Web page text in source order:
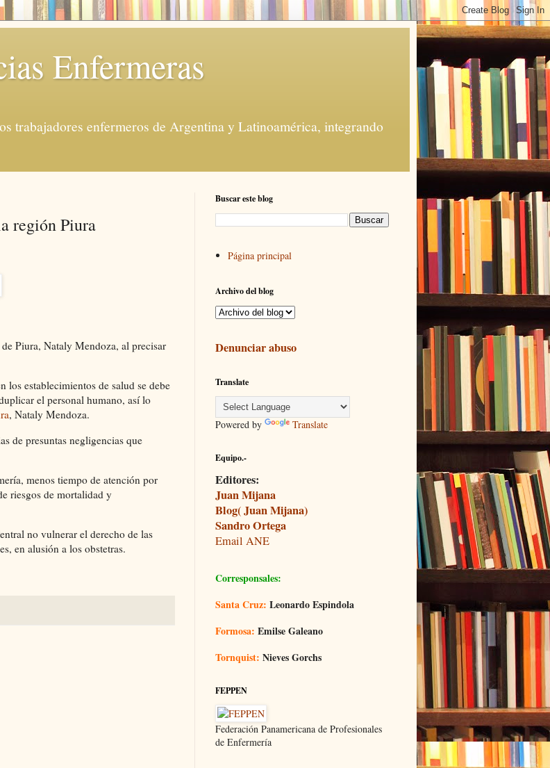
Enfermeras
trabajadores enfermeros de Argentina y Latinoamérica, integrando
región Piura
Piura, Nataly Mendoza, al precisar
los establecimientos de salud se debe
el personal humano, así lo
, Nataly Mendoza.
de presuntas negligencias que
menos tiempo de atención por
riesgos de mortalidad y
no vulnerar el derecho de las
en alusión a los obstetras.
Buscar este blog
Página principal
Archivo del blog
Denunciar abuso
Translate
Powered by Translate
Equipo.-
Editores:
Juan Mijana
Blog( Juan Mijana)
Sandro Ortega
Email ANE
Corresponsales:
Santa Cruz: Leonardo Espindola
Formosa: Emilse Galeano
Tornquist: Nieves Gorchs
FEPPEN
Federación Panamericana de Profesionales
de Enfermería